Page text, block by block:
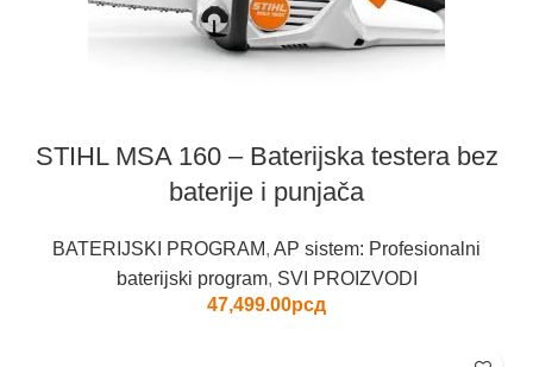
STIHL MSA 160 – Baterijska testera bez
baterije i punjača
BATERIJSKI PROGRAM, AP sistem: Profesionalni
baterijski program, SVI PROIZVODI
47,499.00рсд